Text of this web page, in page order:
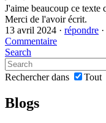
J'aime beaucoup ce texte
Merci de l'avoir écrit.
13 avril 2024 · répondre ·
Commentaire
Search
Rechercher dans Tout
Blogs